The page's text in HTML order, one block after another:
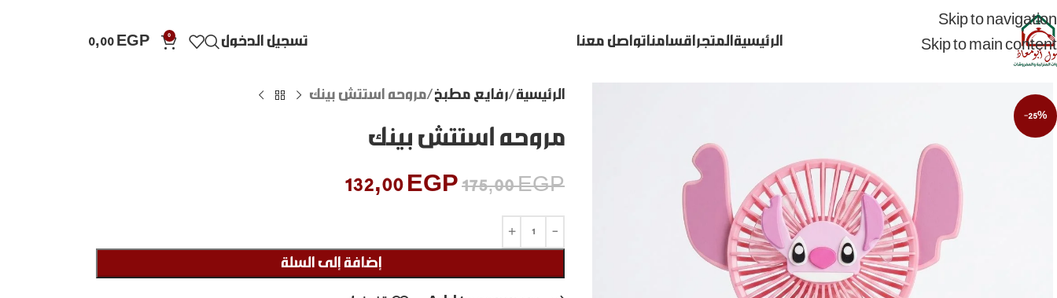
Skip to navigation
Skip to main content
الرئيسية المتجر اقسامنا تواصل معنا تسجيل الدخول 0
0,00 EGP
-25%
الرئيسية رفايع مطبخ مروحه استتش بينك
مروحه استتش بينك
175,00EGP
132,00 EGP
إضافة إلى السلة